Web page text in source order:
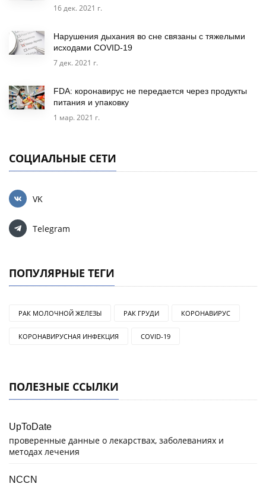
16 дек. 2021 г.
Нарушения дыхания во сне связаны с тяжелыми
исходами COVID-19
7 дек. 2021 г.
FDA: коронавирус не передается через продукты
питания и упаковку
1 мар. 2021 г.
СОЦИАЛЬНЫЕ СЕТИ
VK
Telegram
ПОПУЛЯРНЫЕ ТЕГИ
РАК МОЛОЧНОЙ ЖЕЛЕЗЫ РАК ГРУДИ КОРОНАВИРУС
КОРОНАВИРУСНАЯ ИНФЕКЦИЯ COVID-19
ПОЛЕЗНЫЕ ССЫЛКИ
UpToDate
проверенные данные о лекарствах, заболеваниях и
методах лечения
NCCN